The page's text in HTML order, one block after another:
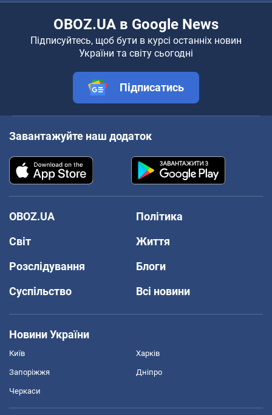
OBOZ.UA в Google News
Підписуйтесь, щоб бути в курсі останніх новин
України та світу сьогодні
Підписатись
Завантажуйте наш додаток
OBOZ.UA
Політика
Світ
Життя
Розслідування
Блоги
Суспільство
Всі новини
Новини України
Київ Харків
Запоріжжя Дніпро
Черкаси